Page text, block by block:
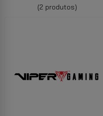
(2 produtos)